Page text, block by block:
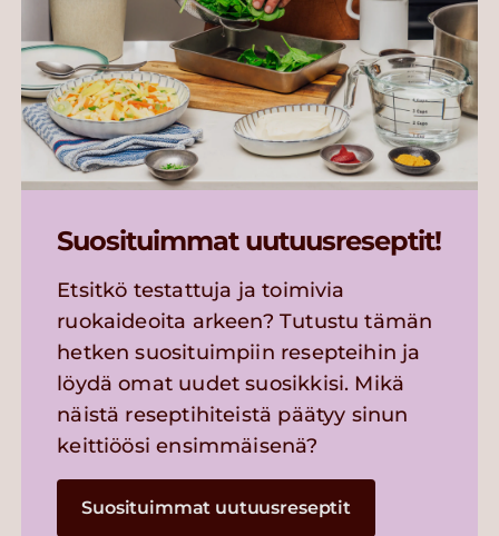
Suosituimmat uutuusreseptit!
Etsitkö testattuja ja toimivia
ruokaideoita arkeen? Tutustu tämän
hetken suosituimpiin resepteihin ja
löydä omat uudet suosikkisi. Mikä
näistä reseptihiteistä päätyy sinun
keittiöösi ensimmäisenä?
Suosituimmat uutuusreseptit